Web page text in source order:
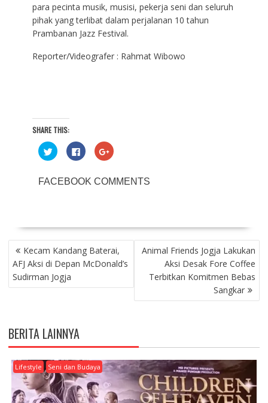
para pecinta musik, musisi, pekerja seni dan seluruh
pihak yang terlibat dalam perjalanan 10 tahun
Prambanan Jazz Festival.
Reporter/Videografer : Rahmat Wibowo
SHARE THIS:
C
l
k
t
e
n
T
w
t
e
n
s
n
n
e
w
w
i
n
d
C
l
k
t
e
n
F
a
c
o
i
n
n
e
w
w
i
n
C
l
k
t
e
n
G
o
o
e
n
n
e
w
i
n
d
FACEBOOK COMMENTS
POST
NAVIGATION
Kecam Kandang Baterai,
AFJ Aksi di Depan McDonald’s
Sudirman Jogja
Animal Friends Jogja Lakukan
Aksi Desak Fore Coffee
Terbitkan Komitmen Bebas
Sangkar
BERITA LAINNYA
Lifestyle Seni dan Budaya